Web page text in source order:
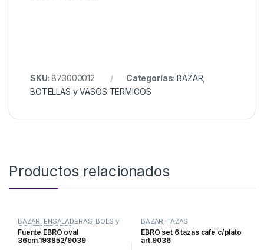
SKU:873000012 Categorías:BAZAR
BOTELLAS y VASOS TERMICOS
Productos relacionados
BAZAR, ENSALADERAS, BOLS y
CONTENEDORES
Fuente EBRO oval
36cm.198852/9039
BAZAR,TAZAS
EBRO set 6 tazas cafe c/plato
art.9036